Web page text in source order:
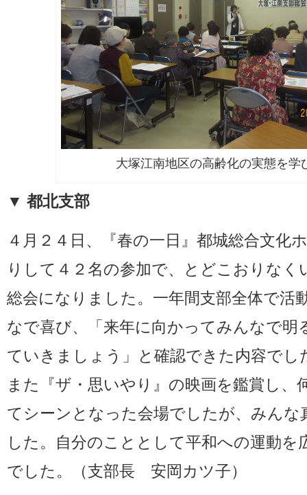
大塚江南地区の高齢化の実態を学
▼ 都北支部
４月２４日、『春の一日』都城総合文化
りして４２名の参加で、とどこおりなく
総会になりました。一年間支部全体で活
なで喜び、「来年に向かってみんなで明
ていきましょう」と確認できた内容でし
また『ザ・思いやり』の映画を鑑賞し、
てシーンとなった会場でしたが、みんな
した。自分のこととして平和への運動を
でした。（支部長 安岡カツ子）